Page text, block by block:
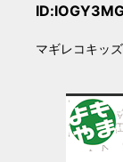
マギレコキッ